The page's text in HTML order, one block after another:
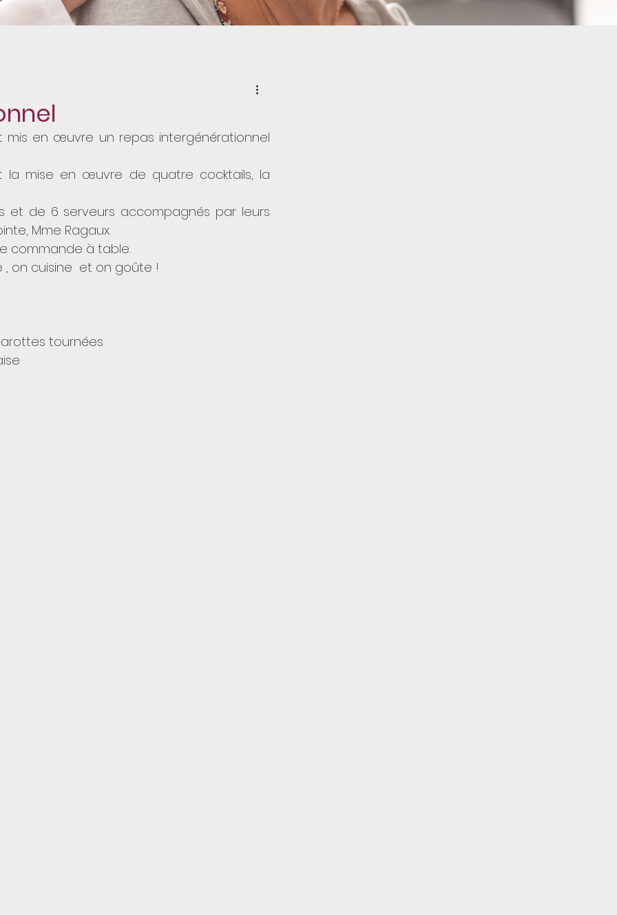
mis en œuvre un repas intergénérationnel
la mise en œuvre de quatre cocktails, la
et de 6 serveurs accompagnés par leurs
Mme Ragaux.
commande à table.
on cuisine  et on goûte !
tournées